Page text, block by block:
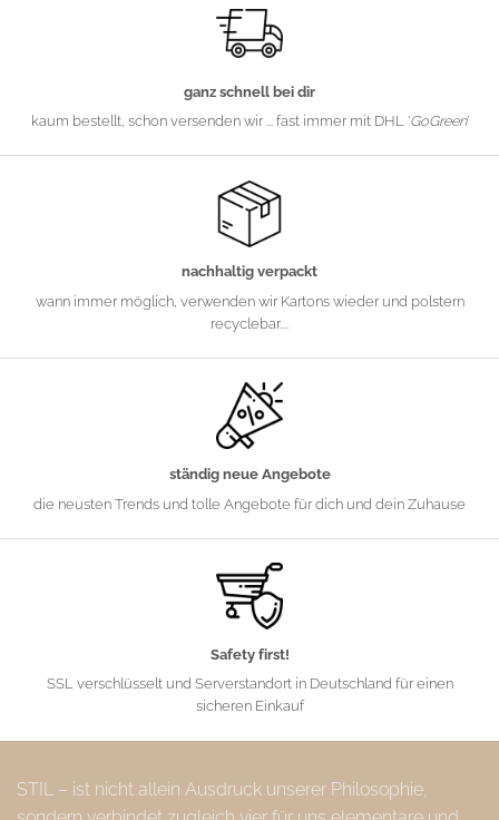
ganz schnell bei dir
kaum bestellt, schon versenden wir ... fast immer mit DHL 'GoGreen'
nachhaltig verpackt
wann immer möglich, verwenden wir Kartons wieder und polstern
recyclebar....
ständig neue Angebote
die neusten Trends und tolle Angebote für dich und dein Zuhause
Safety first!
SSL verschlüsselt und Serverstandort in Deutschland für einen
sicheren Einkauf
STIL – ist nicht allein Ausdruck unserer Philosophie,